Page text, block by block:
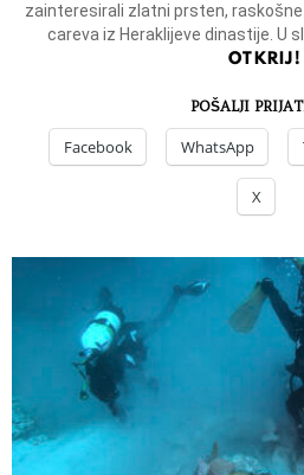
zainteresirali zlatni prsten,
careva iz Heraklijeve dinastije. U
OTKRIJ!
POŠALJI
Facebook WhatsApp
X